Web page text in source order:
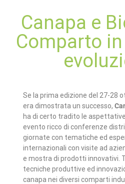
Canapa e
Comparto
Se la prima edizione del 27-28
era dimostrata un successo,
ha di certo tradito le aspettative
evento ricco di conferenze
giornate con tematiche ed
internazionali con visite ad
e mostra di prodotti innovativi.
tecniche produttive ed
canapa nei diversi comparti